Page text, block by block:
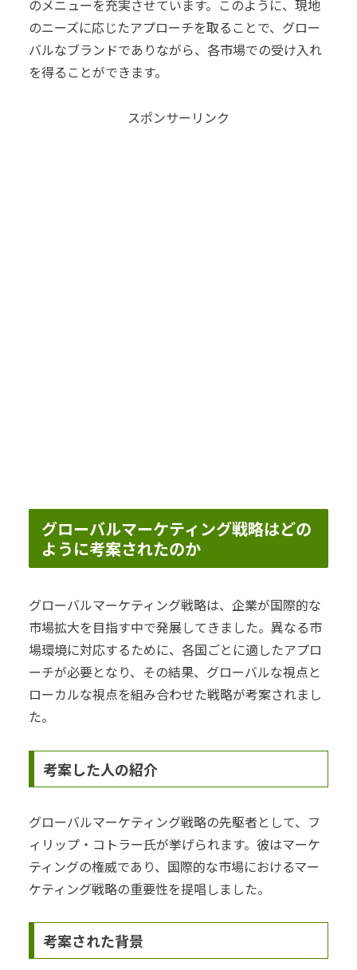
のメニューを充実させています。このように、現地
のニーズに応じたアプローチを取ることで、グロー
バルなブランドでありながら、各市場での受け入れ
を得ることができます。
スポンサーリンク
グローバルマーケティング戦略はどの
ように考案されたのか
グローバルマーケティング戦略は、企業が国際的な
市場拡大を目指す中で発展してきました。異なる市
場環境に対応するために、各国ごとに適したアプロ
ーチが必要となり、その結果、グローバルな視点と
ローカルな視点を組み合わせた戦略が考案されまし
た。
考案した人の紹介
グローバルマーケティング戦略の先駆者として、フ
ィリップ・コトラー氏が挙げられます。彼はマーケ
ティングの権威であり、国際的な市場におけるマー
ケティング戦略の重要性を提唱しました。
考案された背景